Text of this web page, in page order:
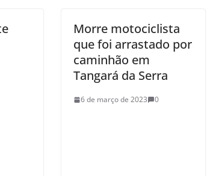
Morre motociclista
que foi arrastado por
caminhão em
Tangará da Serra
6 de março de 2023 0